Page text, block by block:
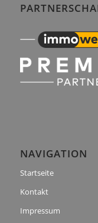
NAVIGATION
Startseite
Kontakt
Impressum